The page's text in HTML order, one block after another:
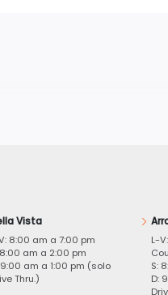
Vista
8:00 am a 7:00 pm
8:00 am a 2:00 pm
9:00 am a 1:00 pm (solo
Thru.)
L-
S:
D: